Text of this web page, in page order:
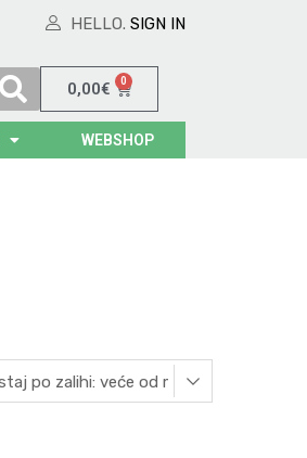
HELLO. SIGN IN
0,00€ 0
WEBSHOP